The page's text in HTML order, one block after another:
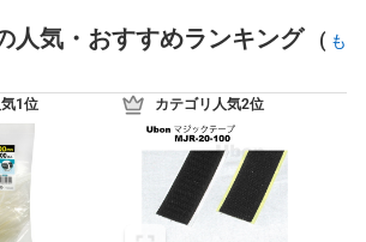
人気・おすすめランキング ( も
1位 カテゴリ人気2位